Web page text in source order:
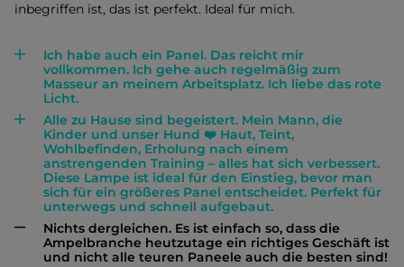
inbegriffen ist, das ist perfekt. Ideal für mich.
Ich habe auch ein Panel. Das reicht mir
vollkommen. Ich gehe auch regelmäßig zum
Masseur an meinem Arbeitsplatz. Ich liebe das rote
Licht.
Alle zu Hause sind begeistert. Mein Mann, die
Kinder und unser Hund ❤️ Haut, Teint,
Wohlbefinden, Erholung nach einem
anstrengenden Training – alles hat sich verbessert.
Diese Lampe ist ideal für den Einstieg, bevor man
sich für ein größeres Panel entscheidet. Perfekt für
unterwegs und schnell aufgebaut.
Nichts dergleichen. Es ist einfach so, dass die
Ampelbranche heutzutage ein richtiges Geschäft ist
und nicht alle teuren Paneele auch die besten sind!